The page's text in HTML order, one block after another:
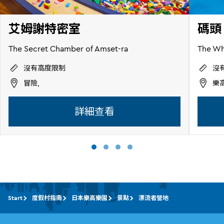
艾姆謝特密室
The Secret Chamber of Amset-ra
沒有高度限制
冒險,
詳細查看
碼頭
The
沒
樂
Start 度假村指南 日本樂高樂園 景點 漂流者營地